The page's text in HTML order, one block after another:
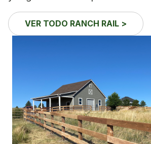
VER TODO RANCH RAIL >